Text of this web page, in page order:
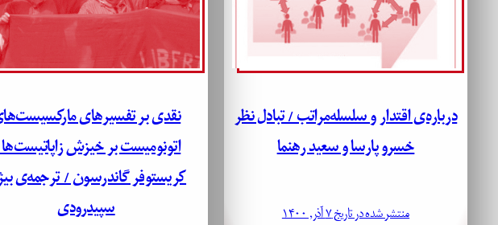
درباره‌ی اقتدار و سلسله‌مراتب / تبادل نظر
خسرو پارسا و سعید رهنما
منتشر شده در تاریخ ۷ آذر, ۱۴۰۰
نقدی بر تفسیرهای
اتونومیست بر خیزش
کریستوفر گاندرسون / ترجمه‌ی
سپیدرودی